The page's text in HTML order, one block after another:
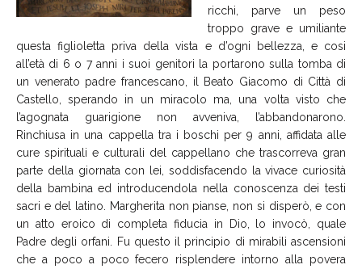
ricchi, parve un peso
troppo grave e umiliante
questa figlioletta priva della vista e d’ogni bellezza, e cosi
all’età di 6 o 7 anni i suoi genitori la portarono sulla tomba di
un venerato padre francescano, il Beato Giacomo di Città di
Castello, sperando in un miracolo ma, una volta visto che
l’agognata guarigione non avveniva, l’abbandonarono.
Rinchiusa in una cappella tra i boschi per 9 anni, affidata alle
cure spirituali e culturali del cappellano che trascorreva gran
parte della giornata con lei, soddisfacendo la vivace curiosità
della bambina ed introducendola nella conoscenza dei testi
sacri e del latino. Margherita non pianse, non si disperò, e con
un atto eroico di completa fiducia in Dio, lo invocò, quale
Padre degli orfani. Fu questo il principio di mirabili ascensioni
che a poco a poco fecero risplendere intorno alla povera